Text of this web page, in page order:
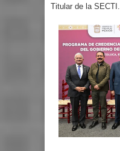
Titular de la SECTI.